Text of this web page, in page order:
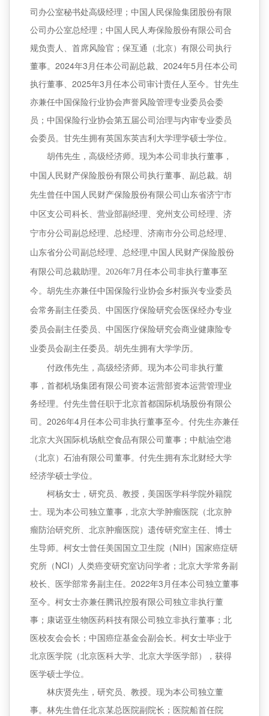
司办公室秘书处高级经理；中国人民保险集团股份有限
公司办公室总经理；中国人民人寿保险股份有限公司合
规负责人、首席风险官；保互通（北京）有限公司执行
董事。2024年3月任本公司副总裁、2024年5月任本公司
执行董事、2025年3月任本公司审计责任人至今。甘先生
亦兼任中国保险行业协会声誉风险管理专业委员会委
员；中国保险行业协会第五届公司治理与内审专业委员
会委员。甘先生拥有英国东英吉利大学理学硕士学位。
胡伟先生，高级经济师。现为本公司非执行董事，
中国人民财产保险股份有限公司执行董事、副总裁。胡
先生曾任中国人民财产保险股份有限公司山东省济宁市
中区支公司科长、营业部副经理、兖州支公司经理、济
宁市分公司副总经理、总经理、济南市分公司总经理、
山东省分公司副总经理、总经理,中国人民财产保险股份
有限公司总裁助理。2026年7月任本公司非执行董事至
今。胡先生亦兼任中国保险行业协会乡村振兴专业委员
会常务副主任委员、中国医疗保险研究会医保经办专业
委员会副主任委员、中国医疗保险研究会商业健康险专
业委员会副主任委员。胡先生拥有大学学历。
付政伟先生，高级经济师。现为本公司非执行董
事，首都机场集团有限公司资本运营部资本运营管理业
务经理。付先生曾任职于北京首都国际机场股份有限公
司。2026年4月任本公司非执行董事至今。付先生亦兼任
北京大兴国际机场航空食品有限公司董事；中航油空港
（北京）石油有限公司董事。付先生拥有东北财经大学
经济学硕士学位。
柯杨女士，研究员、教授，美国医学科学院外籍院
士。现为本公司独立董事，北京大学肿瘤医院（北京肿
瘤防治研究所、北京肿瘤医院）遗传研究室主任、博士
生导师。柯女士曾任美国国立卫生院（NIH）国家癌症研
究所（NCI）人类癌变研究室访问学者；北京大学常务副
校长、医学部常务副主任。2022年3月任本公司独立董事
至今。柯女士亦兼任腾讯控股有限公司独立非执行董
事；康诺亚生物医药科技有限公司独立非执行董事；北
医校友会会长；中国癌症基金会副会长。柯女士毕业于
北京医学院（北京医科大学、北京大学医学部），获得
医学硕士学位。
林庆贤先生，研究员、教授。现为本公司独立董
事。林先生曾任北京某总医院副院长；医院船首任院